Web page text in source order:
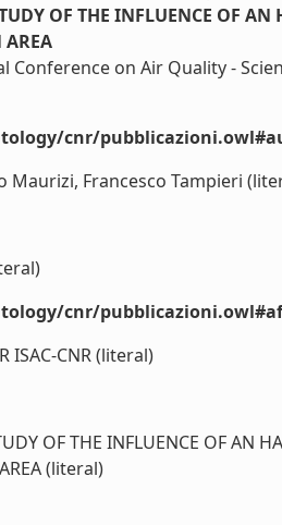
OF THE INFLUENCE OF
AREA
Conference on Air Quality -
cnr/
Maurizi, Francesco Tampieri
cnr/
ISAC-CNR (literal)
OF THE INFLUENCE OF AN
(literal)